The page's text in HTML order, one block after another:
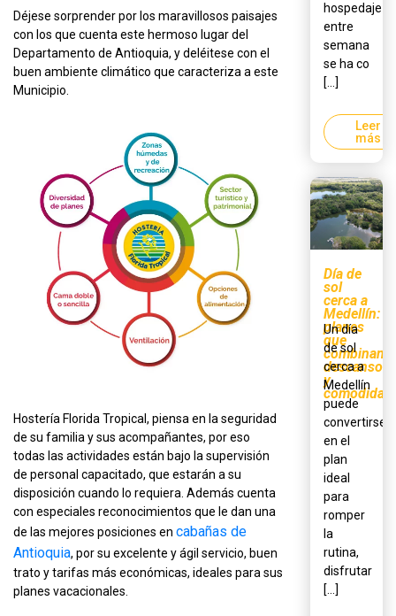
Déjese sorprender por los maravillosos paisajes
con los que cuenta este hermoso lugar del
Departamento de Antioquia, y deléitese con el
buen ambiente climático que caracteriza a este
Municipio.
Hostería Florida Tropical, piensa en la seguridad
de su familia y sus acompañantes, por eso
todas las actividades están bajo la supervisión
de personal capacitado, que estarán a su
disposición cuando lo requiera. Además cuenta
con especiales reconocimientos que le dan una
de las mejores posiciones en cabañas de
Antioquia, por su excelente y ágil servicio, buen
trato y tarifas más económicas, ideales para sus
planes vacacionales.
hospedaje
entre
semana
se ha co
[...]
Leer
más
Día de
sol
cerca a
Medellín:
planes
que
combinan
descanso
y
comodidad
Un día
de sol
cerca a
Medellín
puede
convertirse
en el
plan
ideal
para
romper
la
rutina,
disfrutar
[...]